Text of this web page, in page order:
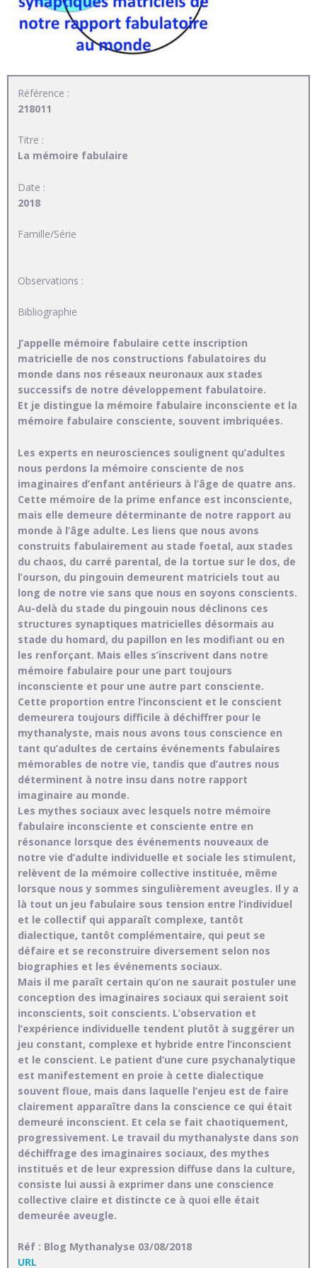
Référence :
218011
Titre :
La mémoire fabulaire
Date :
2018
Famille/Série
Observations :
Bibliographie
J’appelle mémoire fabulaire cette inscription
matricielle de nos constructions fabulatoires du
monde dans nos réseaux neuronaux aux stades
successifs de notre développement fabulatoire.
Et je distingue la mémoire fabulaire inconsciente et la
mémoire fabulaire consciente, souvent imbriquées.
Les experts en neurosciences soulignent qu’adultes
nous perdons la mémoire consciente de nos
imaginaires d’enfant antérieurs à l’âge de quatre ans.
Cette mémoire de la prime enfance est inconsciente,
mais elle demeure déterminante de notre rapport au
monde à l’âge adulte. Les liens que nous avons
construits fabulairement au stade foetal, aux stades
du chaos, du carré parental, de la tortue sur le dos, de
l’ourson, du pingouin demeurent matriciels tout au
long de notre vie sans que nous en soyons conscients.
Au-delà du stade du pingouin nous déclinons ces
structures synaptiques matricielles désormais au
stade du homard, du papillon en les modifiant ou en
les renforçant. Mais elles s’inscrivent dans notre
mémoire fabulaire pour une part toujours
inconsciente et pour une autre part consciente.
Cette proportion entre l’inconscient et le conscient
demeurera toujours difficile à déchiffrer pour le
mythanalyste, mais nous avons tous conscience en
tant qu’adultes de certains événements fabulaires
mémorables de notre vie, tandis que d’autres nous
déterminent à notre insu dans notre rapport
imaginaire au monde.
Les mythes sociaux avec lesquels notre mémoire
fabulaire inconsciente et consciente entre en
résonance lorsque des événements nouveaux de
notre vie d’adulte individuelle et sociale les stimulent,
relèvent de la mémoire collective instituée, même
lorsque nous y sommes singulièrement aveugles. Il y a
là tout un jeu fabulaire sous tension entre l’individuel
et le collectif qui apparaît complexe, tantôt
dialectique, tantôt complémentaire, qui peut se
défaire et se reconstruire diversement selon nos
biographies et les événements sociaux.
Mais il me paraît certain qu’on ne saurait postuler une
conception des imaginaires sociaux qui seraient soit
inconscients, soit conscients. L’observation et
l’expérience individuelle tendent plutôt à suggérer un
jeu constant, complexe et hybride entre l’inconscient
et le conscient. Le patient d’une cure psychanalytique
est manifestement en proie à cette dialectique
souvent floue, mais dans laquelle l’enjeu est de faire
clairement apparaître dans la conscience ce qui était
demeuré inconscient. Et cela se fait chaotiquement,
progressivement. Le travail du mythanalyste dans son
déchiffrage des imaginaires sociaux, des mythes
institués et de leur expression diffuse dans la culture,
consiste lui aussi à exprimer dans une conscience
collective claire et distincte ce à quoi elle était
demeurée aveugle.
Réf : Blog Mythanalyse 03/08/2018
URL